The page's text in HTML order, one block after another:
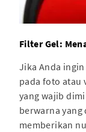
Filter Gel:
Jika Anda
pada foto atau
yang wajib
berwarna
memberikan